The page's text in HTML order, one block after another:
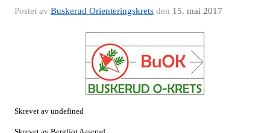
Postet av Buskerud Orienteringskrets den 15. mai 2017
Skrevet av undefined